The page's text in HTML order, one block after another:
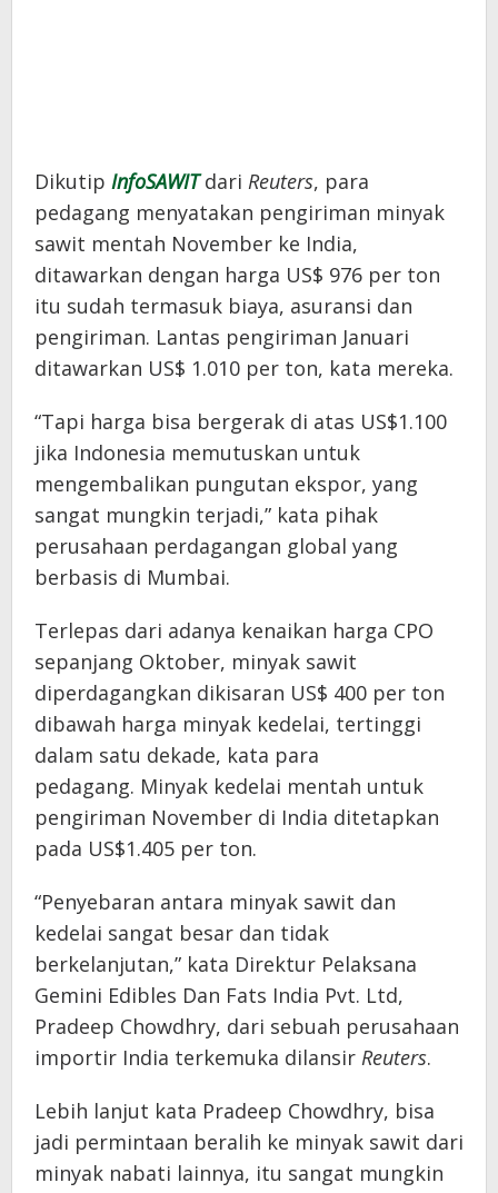
Dikutip InfoSAWITdari Reuters, para
pedagang menyatakan pengiriman minyak
sawit mentah November ke India,
ditawarkan dengan harga US$ 976 per ton
itu sudah termasuk biaya, asuransi dan
pengiriman. Lantas pengiriman Januari
ditawarkan US$ 1.010 per ton, kata mereka.
“Tapi harga bisa bergerak di atas US$1.100
jika Indonesia memutuskan untuk
mengembalikan pungutan ekspor, yang
sangat mungkin terjadi,” kata pihak
perusahaan perdagangan global yang
berbasis di Mumbai.
Terlepas dari adanya kenaikan harga CPO
sepanjang Oktober, minyak sawit
diperdagangkan dikisaran US$ 400 per ton
dibawah harga minyak kedelai, tertinggi
dalam satu dekade, kata para
pedagang. Minyak kedelai mentah untuk
pengiriman November di India ditetapkan
pada US$1.405 per ton.
“Penyebaran antara minyak sawit dan
kedelai sangat besar dan tidak
berkelanjutan,” kata Direktur Pelaksana
Gemini Edibles Dan Fats India Pvt. Ltd,
Pradeep Chowdhry, dari sebuah perusahaan
importir India terkemuka dilansir Reuters.
Lebih lanjut kata Pradeep Chowdhry, bisa
jadi permintaan beralih ke minyak sawit dari
minyak nabati lainnya, itu sangat mungkin